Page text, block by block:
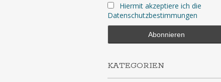
Hiermit akzeptiere ich die
Datenschutzbestimmungen
KATEGORIEN